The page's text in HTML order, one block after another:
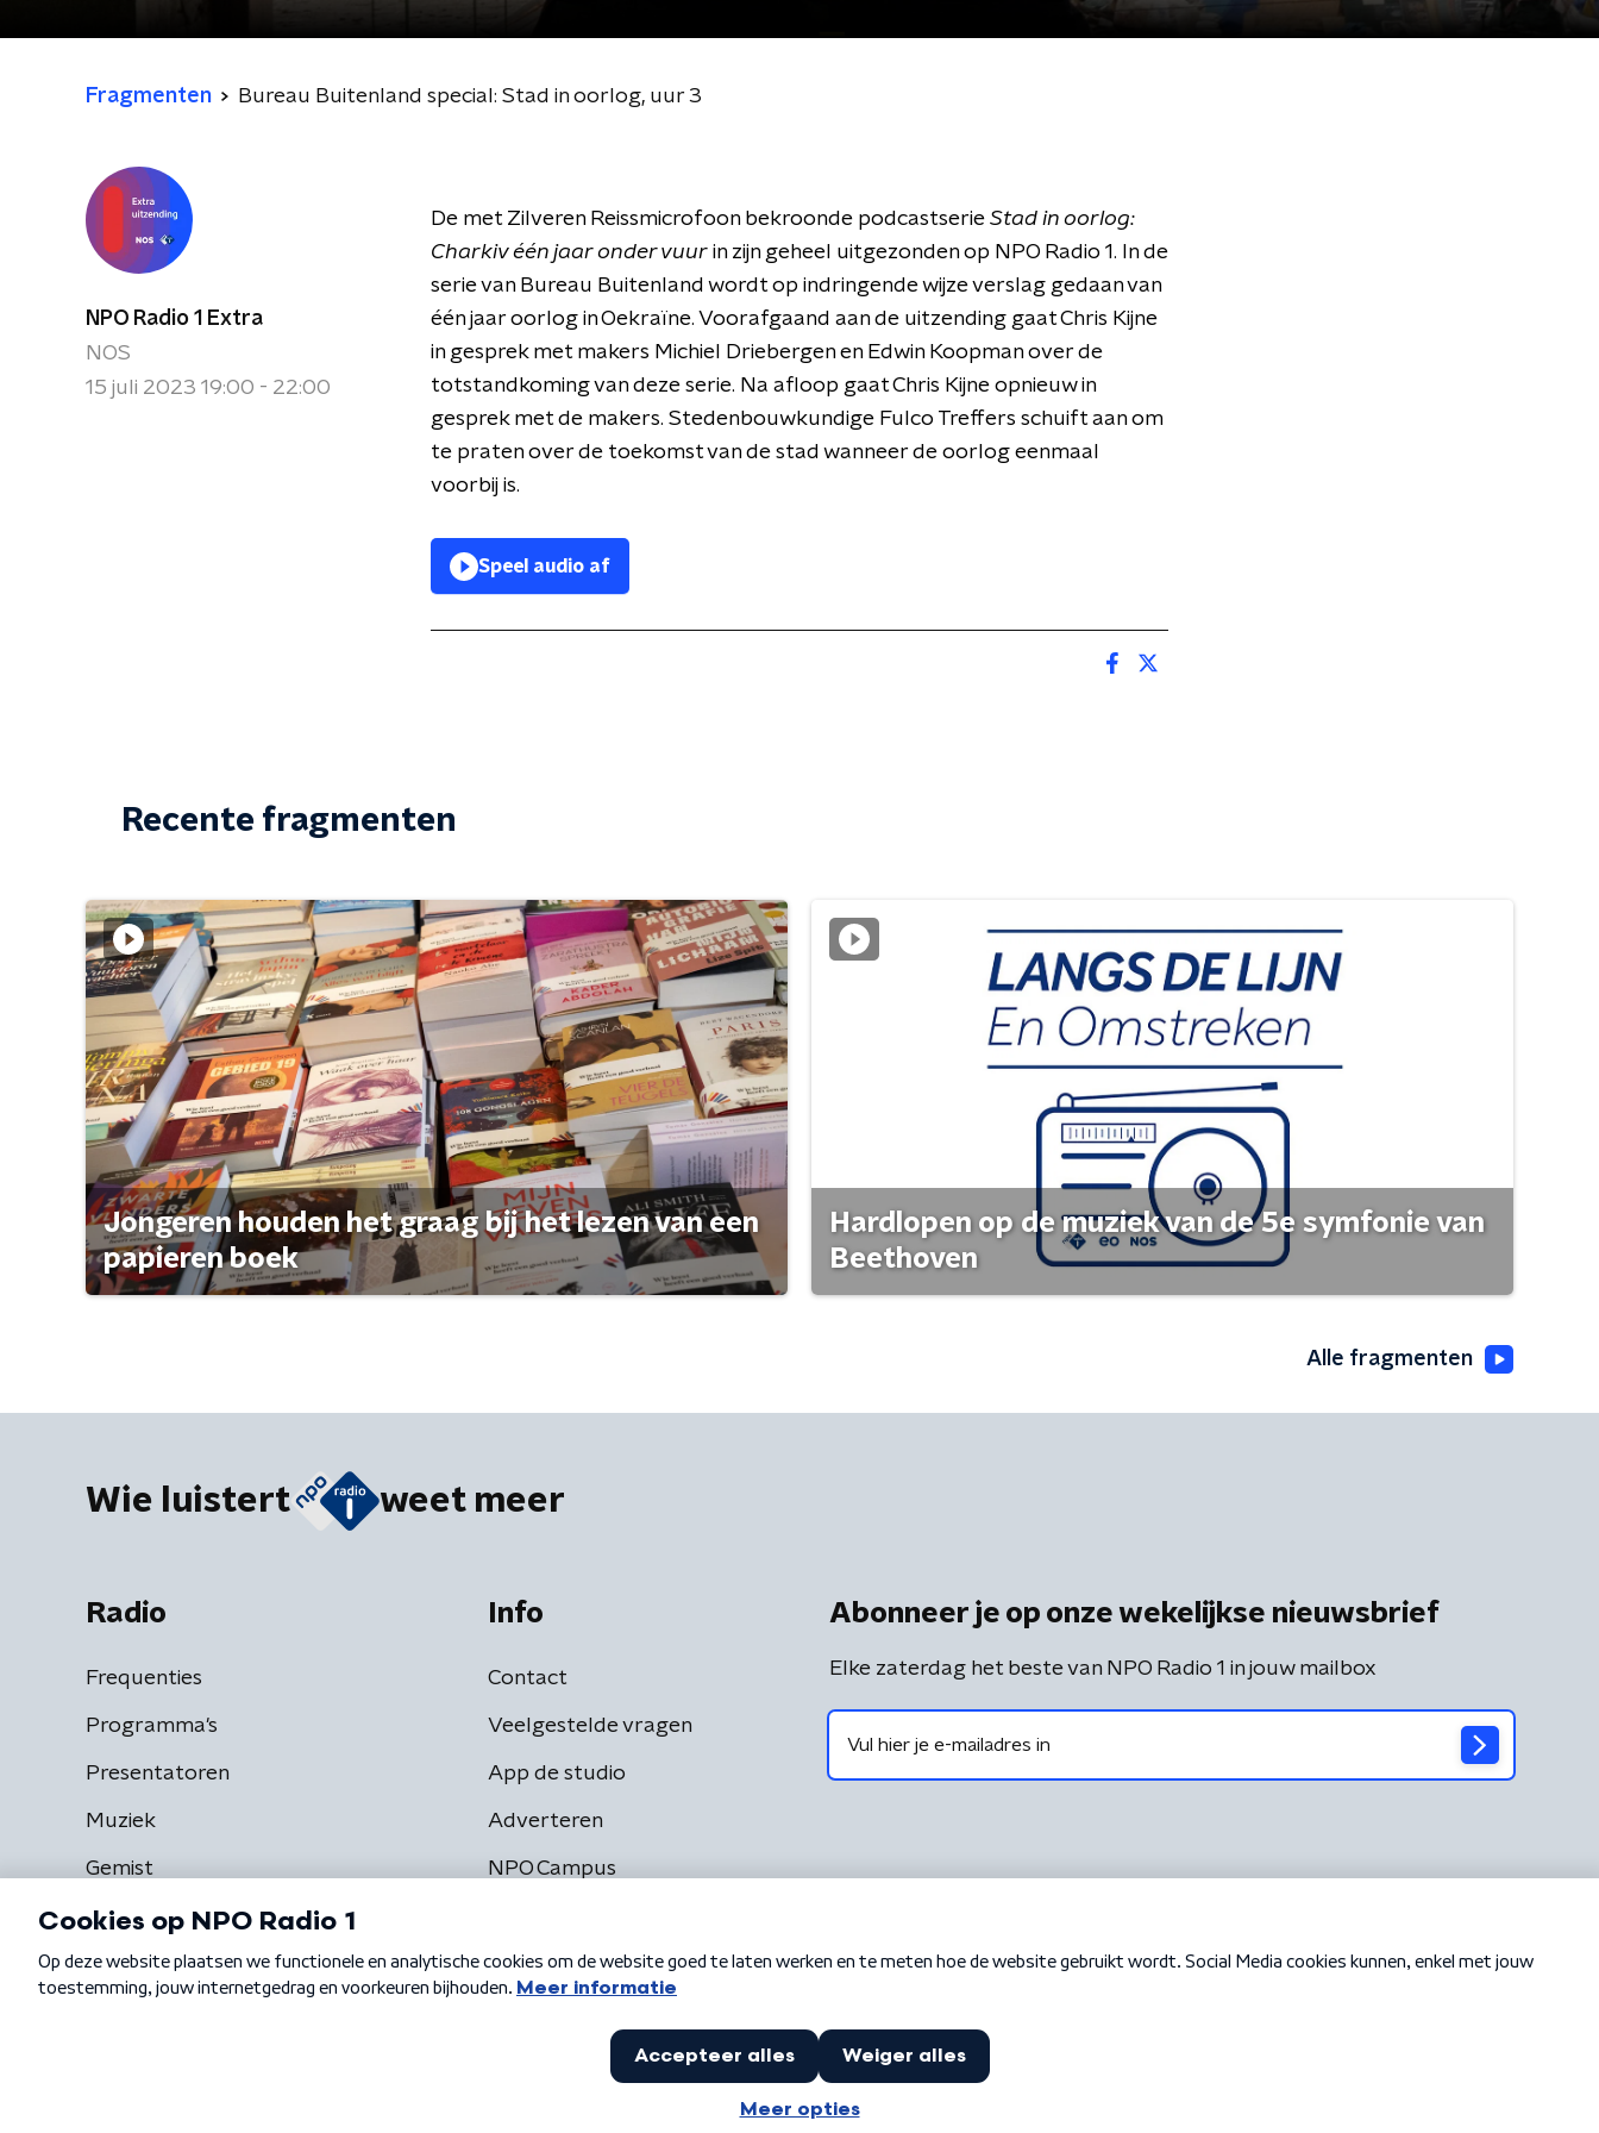
Fragmenten Bureau Buitenland special: Stad in oorlog, uur 3
NPO Radio 1 Extra
NOS
15 juli 2023 19:00 - 22:00
De met Zilveren Reissmicrofoon bekroonde podcastserie Stad in oorlog:
Charkiv één jaar onder vuur in zijn geheel uitgezonden op NPO Radio 1. In de
serie van Bureau Buitenland wordt op indringende wijze verslag gedaan van
één jaar oorlog in Oekraïne. Voorafgaand aan de uitzending gaat Chris Kijne
in gesprek met makers Michiel Driebergen en Edwin Koopman over de
totstandkoming van deze serie. Na afloop gaat Chris Kijne opnieuw in
gesprek met de makers. Stedenbouwkundige Fulco Treffers schuift aan om
te praten over de toekomst van de stad wanneer de oorlog eenmaal
voorbij is.
Speel audio af
Recente fragmenten
Jongeren houden het graag bij het lezen van een
papieren boek
Hardlopen op de muziek van de 5e symfonie van
Beethoven
Alle fragmenten
Wie luistert weet meer
Radio
Frequenties
Programma's
Presentatoren
Muziek
Gemist
Info
Contact
Veelgestelde vragen
App de studio
Adverteren
NPO Campus
Abonneer je op onze wekelijkse nieuwsbrief
Elke zaterdag het beste van NPO Radio 1 in jouw mailbox
Algemene voorwaarden Privacybeleid